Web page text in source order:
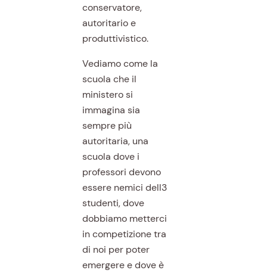
conservatore,
autoritario e
produttivistico.
Vediamo come la
scuola che il
ministero si
immagina sia
sempre più
autoritaria, una
scuola dove i
professori devono
essere nemici dell3
studenti, dove
dobbiamo metterci
in competizione tra
di noi per poter
emergere e dove è